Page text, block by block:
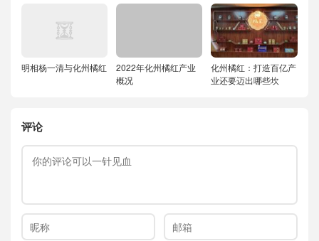
明相杨一清与化州橘红
2022年化州橘红产业
概况
化州橘红：打造百亿产
业还要迈出哪些坎
评论